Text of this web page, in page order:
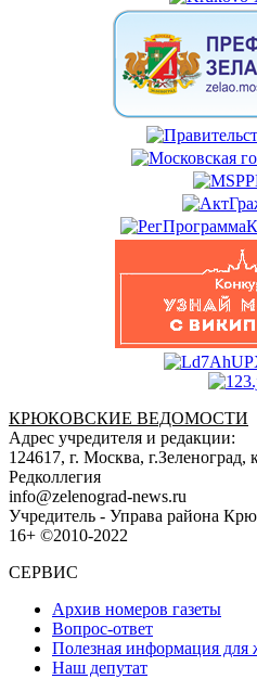
КРЮКОВСКИЕ ВЕДОМОСТИ
Адрес учредителя и редакции:
124617, г. Москва, г.Зеленоград,
Редколлегия
info@zelenograd-news.ru
Учредитель - Управа района
16+ ©2010-2022
СЕРВИС
Архив номеров газеты
Вопрос-ответ
Полезная информация для
Наш депутат